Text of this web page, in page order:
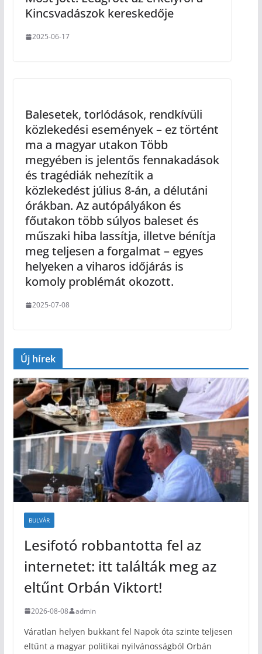
Kincsvadászok kereskedője
2025-06-17
Balesetek, torlódások, rendkívüli
közlekedési események – ez történt
ma a magyar utakon Több
megyében is jelentős fennakadások
és tragédiák nehezítik a
közlekedést július 8-án, a délutáni
órákban. Az autópályákon és
főutakon több súlyos baleset és
műszaki hiba lassítja, illetve bénítja
meg teljesen a forgalmat – egyes
helyeken a viharos időjárás is
komoly problémát okozott.
2025-07-08
Új hírek
BULVÁR
Lesifotó robbantotta fel az
internetet: itt találták meg az
eltűnt Orbán Viktort!
2026-08-08 admin
Váratlan helyen bukkant fel Napok óta szinte teljesen
eltűnt a magyar politikai nyilvánosságból Orbán